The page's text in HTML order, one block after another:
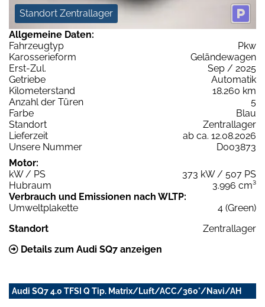
Standort Zentrallager
Allgemeine Daten:
Fahrzeugtyp
Pkw
Karosserieform
Geländewagen
Erst-Zul.
Sep / 2025
Getriebe
Automatik
Kilometerstand
18.260 km
Anzahl der Türen
5
Farbe
Blau
Standort
Zentrallager
Lieferzeit
ab ca. 12.08.2026
Unsere Nummer
D003873
Motor:
kW / PS
373 kW / 507 PS
Hubraum
3.996 cm³
Verbrauch und Emissionen nach WLTP:
Umweltplakette
4 (Green)
Standort
Zentrallager
Details zum Audi SQ7 anzeigen
Audi SQ7 4.0 TFSI Q Tip. Matrix/Luft/ACC/360°/Navi/AH